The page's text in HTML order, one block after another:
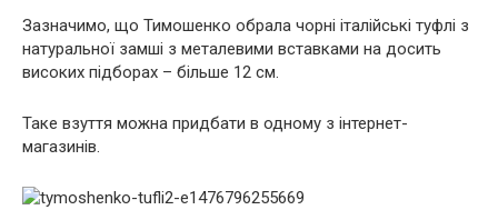
Зазначимо, що Тимошенко обрала чорні італійські туфлі з
натуральної замші з металевими вставками на досить
високих підборах – більше 12 см.
Таке взуття можна придбати в одному з інтернет-
магазинів.